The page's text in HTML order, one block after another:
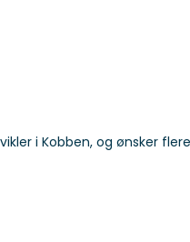
i Kobben, og ønsker